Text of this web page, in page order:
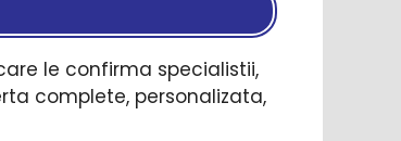
le confirma specialistii,
complete, personalizata,